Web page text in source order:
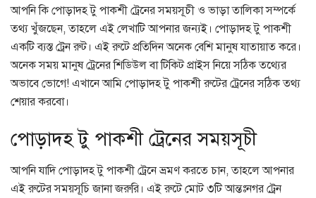
আপনি কি পোড়াদহ টু পাকশী ট্রেনের সময়সূচী ও ভাড়া তালিকা সম্পর্কে
তথ্য খুঁজছেন, তাহলে এই লেখাটি আপনার জন্যই। পোড়াদহ টু পাকশী
একটি ব্যস্ত ট্রেন রুট। এই রুটে প্রতিদিন অনেক বেশি মানুষ যাতায়াত করে।
অনেক সময় মানুষ ট্রেনের শিডিউল বা টিকিট প্রাইস নিয়ে সঠিক তথ্যের
অভাবে ভোগে! এখানে আমি পোড়াদহ টু পাকশী রুটের ট্রেনের সঠিক তথ্য
শেয়ার করবো।
পোড়াদহ টু পাকশী ট্রেনের সময়সূচী
আপনি যাদি পোড়াদহ টু পাকশী ট্রেনে ভ্রমণ করতে চান, তাহলে আপনার
এই রুটের সময়সূচি জানা জরুরি। এই রুটে মোট ৩টি আন্তঃনগর ট্রেন